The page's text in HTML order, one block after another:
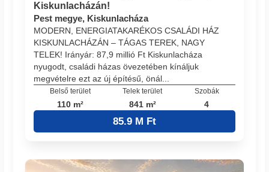
Kiskunlacházán!
Pest megye, Kiskunlacháza
MODERN, ENERGIATAKARÉKOS CSALÁDI HÁZ
KISKUNLACHÁZÁN – TÁGAS TEREK, NAGY
TELEK! Irányár: 87,9 millió Ft Kiskunlacháza
nyugodt, családi házas övezetében kínáljuk
megvételre ezt az új építésű, önál...
Belső terület
110 m²
Telek terület
841 m²
Szobák
4
85.9 M Ft